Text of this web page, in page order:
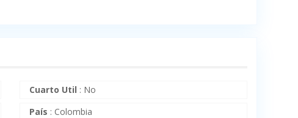
Cuarto Util : No
País : Colombia